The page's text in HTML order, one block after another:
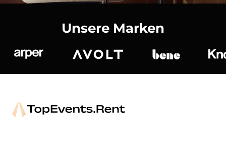
Unsere Marken